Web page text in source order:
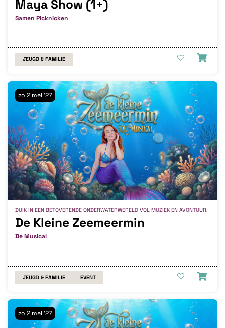
Maya Show (1+)
Samen Picknicken
JEUGD & FAMILIE
De Kleine Zeemeermin
De Musical
DUIK IN EEN BETOVERENDE ONDERWATERWERELD VOL MUZIEK EN AVONTUUR.
zo 2 mei '27
JEUGD & FAMILIE EVENT
zo 2 mei '27